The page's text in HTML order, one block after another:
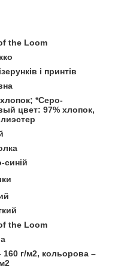
the Loom
і принтів
*Серо-
цвет: 97% хлопок,
синій
the Loom
160 г/м2, кольорова –